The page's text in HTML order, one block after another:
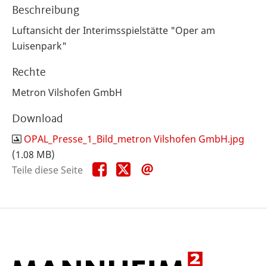
Beschreibung
Luftansicht der Interimsspielstätte "Oper am
Luisenpark"
Rechte
Metron Vilshofen GmbH
Download
OPAL_Presse_1_Bild_metron Vilshofen GmbH.jpg
(1.08 MB)
Teile diese Seite
Teile
diese
Teile
diese